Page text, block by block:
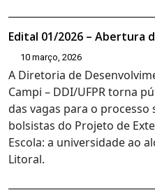
Edital 01/2026 – Abertura
10 março, 2026
A Diretoria de
Campi – DDI/UFPR torna
das vagas para o
bolsistas do Projeto de
Escola: a universidade ao
Litoral.